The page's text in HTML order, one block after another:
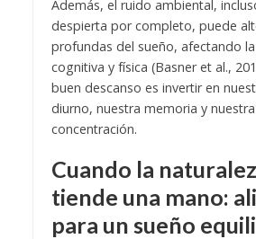
Además, el ruido ambiental,
despierta por completo, puede
profundas del sueño, afectando
cognitiva y física (Basner et al.,
buen descanso es invertir en
diurno, nuestra memoria y
concentración.
Cuando la
tiende una mano:
para un sueño